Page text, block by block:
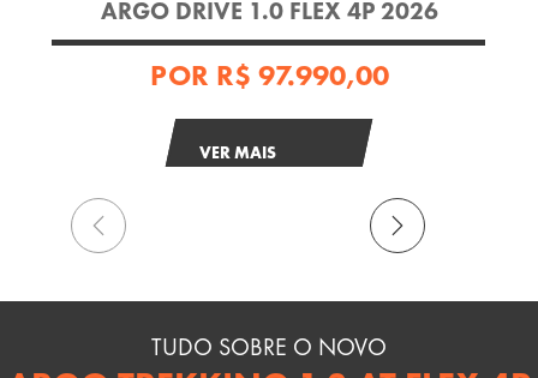
ARGO DRIVE 1.0 FLEX 4P 2026
POR R$ 97.990,00
VER MAIS
TUDO SOBRE O NOVO